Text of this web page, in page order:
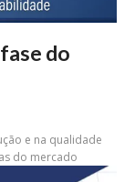
do
e na qualidade
do mercado